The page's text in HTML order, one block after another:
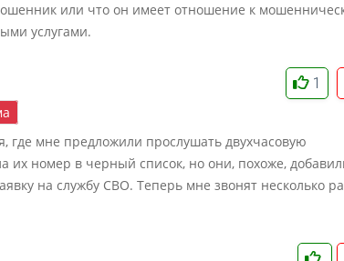
или что он имеет отношение к
услугами.
1
где мне предложили прослушать двухчасовую
их номер в черный список, но они, похоже,
на службу СВО. Теперь мне звонят несколько